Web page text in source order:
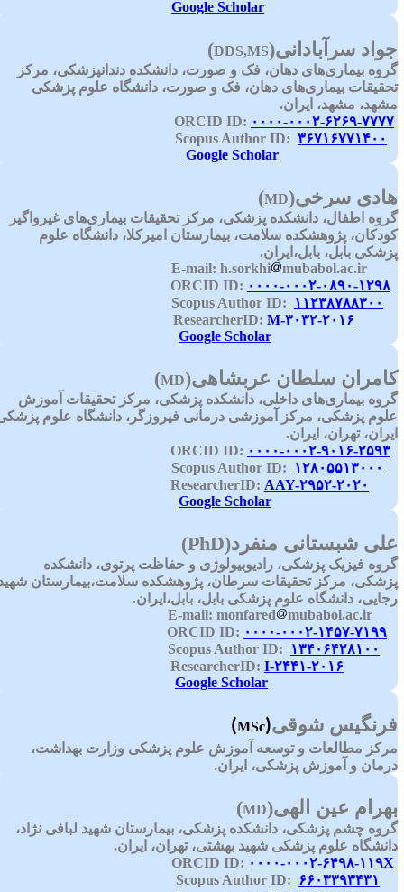
Google Scholar
سرآبادانی (DDS,MS)
بیماری‌های دهان، فک و صورت، دانشکده دندانپزشکی، مرکز
بیماری‌های دهان، فک و صورت، دانشگاه علوم پزشکی
مشهد، ایران.
۰۰۰۰-۰۰۰۲-۶۲۶۹-۷۷۷۷
۳۶۷۱۶۷۷۱۴۰۰
Google Scholar
سرخی(
MD
)
اطفال، دانشکده پزشکی، مرکز تحقیقات بیماری‌های غیرواگیر
پژوهشکده سلامت، بیمارستان امیرکلا، دانشگاه علوم
بابل، بابل،ایران.
h.sorkhi
mubabol.ac.ir
۰۰۰۰-۰۰۰۲-۰۸۹۰-۱۲۹۸
۱۱۲۳۸۷۸۸۳۰۰
M-۳۰۳۲-۲۰۱۶
Google Scholar
سلطان عربشاهی(
MD
)
بیماری‌های داخلی، دانشکده پزشکی، مرکز تحقیقات آموزش
پزشکی، مرکز آموزشی درمانی فیروزگر، دانشگاه علوم پزشکی
تهران، ایران.
۰۰۰۰-۰۰۰۲-۹۰۱۶-۲۵۹۳
۱۲۸۰۵۵۱۳۰۰۰
AAY-۲۹۵۲-۲۰۲۰
Google Scholar
شبستانی منفرد (PhD)
فیزیک پزشکی، رادیوبیولوژی و حفاظت پرتوی، دانشکده
مرکز تحقیقات سرطان، پژوهشکده سلامت،بیمارستان شهید
دانشگاه علوم پزشکی بابل، بابل،ایران.
monfared
mubabol.ac.ir
۰۰۰۰-۰۰۰۲-۱۴۵۷-۷۱۹۹
۱۳۴۰۶۴۲۸۱۰۰
I-۲۴۴۱-۲۰۱۶
Google Scholar
شوقی (MSc)
مطالعات و توسعه آموزش علوم پزشکی وزارت بهداشت،
و آموزش پزشکی، ایران.
عین الهی (MD)
چشم پزشکی، دانشکده پزشکی، بیمارستان شهید لبافی نژاد،
علوم پزشکی شهید بهشتی، تهران، ایران.
۰۰۰۰-۰۰۰۲-۶۴۹۸-۱۱۹X
۶۶۰۳۳۹۳۴۳۱